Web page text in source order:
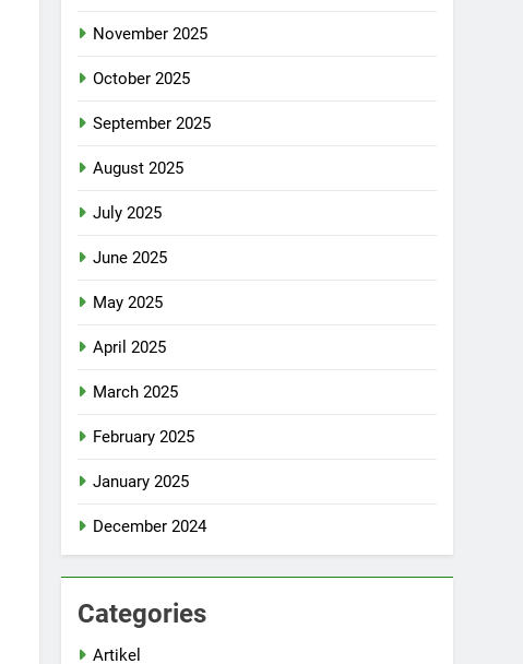
November 2025
October 2025
September 2025
August 2025
July 2025
June 2025
May 2025
April 2025
March 2025
February 2025
January 2025
December 2024
Categories
Artikel